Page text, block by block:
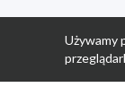
Używamy